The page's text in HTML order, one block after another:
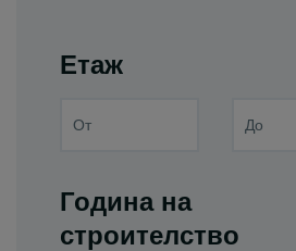
Етаж
Година на
строителство